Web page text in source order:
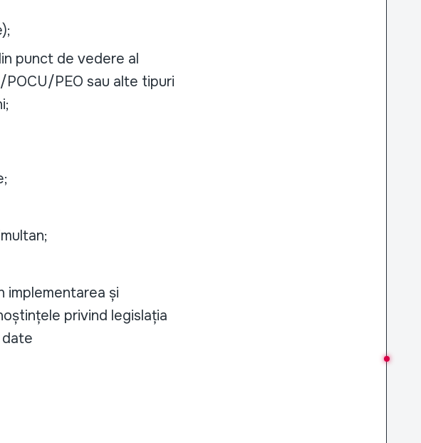
punct de vedere al
PEO sau alte tipuri
implementarea și
privind legislația
date